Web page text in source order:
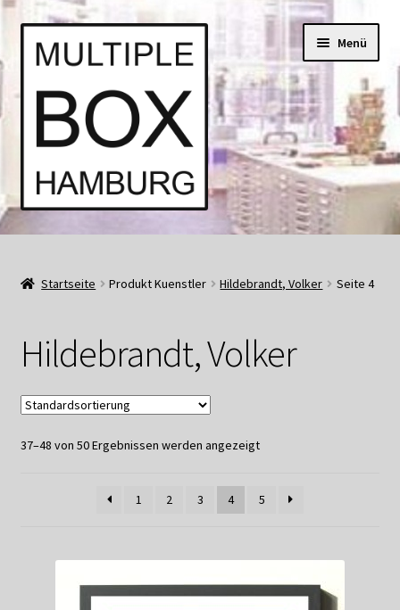
Zur
Navigation
Springe
zum
Menü
Start
AGB
Linkliste
Startseite Produkt Kuenstler Hildebrandt, Volker Seite 4
Hildebrandt, Volker
37–48 von 50 Ergebnissen werden angezeigt
1 2 3 4 5